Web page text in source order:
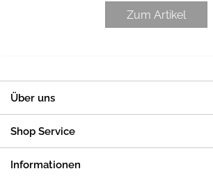
Zum Artikel
Über uns
Shop Service
Informationen